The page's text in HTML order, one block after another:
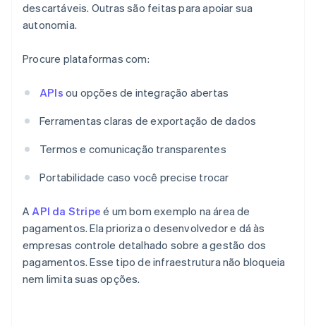
descartáveis. Outras são feitas para apoiar sua
autonomia.
Procure plataformas com:
APIs ou opções de integração abertas
Ferramentas claras de exportação de dados
Termos e comunicação transparentes
Portabilidade caso você precise trocar
AAPI da Stripe é um bom exemplo na área de
pagamentos. Ela prioriza o desenvolvedor e dá às
empresas controle detalhado sobre a gestão dos
pagamentos. Esse tipo de infraestrutura não bloqueia
nem limita suas opções.